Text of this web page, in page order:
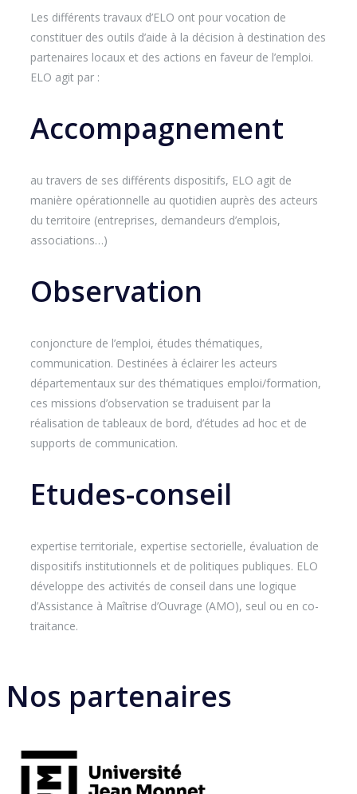
Les différents travaux d’ELO ont pour vocation de
constituer des outils d’aide à la décision à destination des
partenaires locaux et des actions en faveur de l’emploi.
ELO agit par :
Accompagnement
au travers de ses différents dispositifs, ELO agit de
manière opérationnelle au quotidien auprès des acteurs
du territoire (entreprises, demandeurs d’emplois,
associations…)
Observation
conjoncture de l’emploi, études thématiques,
communication. Destinées à éclairer les acteurs
départementaux sur des thématiques emploi/formation,
ces missions d’observation se traduisent par la
réalisation de tableaux de bord, d’études ad hoc et de
supports de communication.
Etudes-conseil
expertise territoriale, expertise sectorielle, évaluation de
dispositifs institutionnels et de politiques publiques. ELO
développe des activités de conseil dans une logique
d’Assistance à Maîtrise d’Ouvrage (AMO), seul ou en co-
traitance.
Nos partenaires